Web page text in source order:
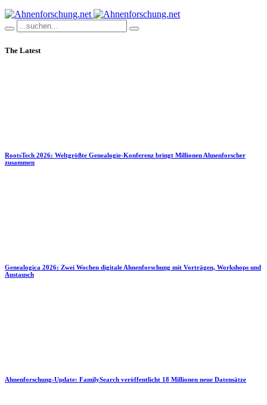
The Latest
RootsTech 2026: Weltgrößte Genealogie-Konferenz bringt Millionen Ahnenforscher
zusammen
Genealogica 2026: Zwei Wochen digitale Ahnenforschung mit Vorträgen, Workshops und
Austausch
Ahnenforschung-Update: FamilySearch veröffentlicht 18 Millionen neue Datensätze